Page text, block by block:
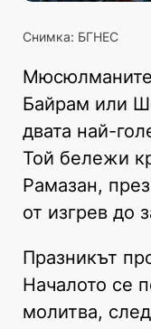
Снимка: БГНЕС
Мюсюлманите
Байрам или
двата най-
Той бележи
Рамазан,
от изгрев до
Празникът
Началото се
молитва,